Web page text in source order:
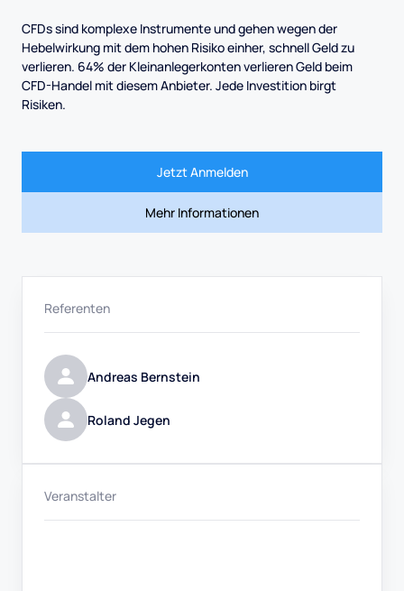
CFDs sind komplexe Instrumente und gehen wegen der
Hebelwirkung mit dem hohen Risiko einher, schnell Geld zu
verlieren. 64% der Kleinanlegerkonten verlieren Geld beim
CFD-Handel mit diesem Anbieter. Jede Investition birgt
Risiken.
Jetzt Anmelden
Mehr Informationen
Referenten
Andreas Bernstein
Roland Jegen
Veranstalter